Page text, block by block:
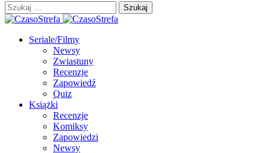
Szukaj:
Seriale/Filmy
Newsy
Zwiastuny
Recenzje
Zapowiedź
Quiz
Książki
Recenzje
Komiksy
Zapowiedzi
Newsy